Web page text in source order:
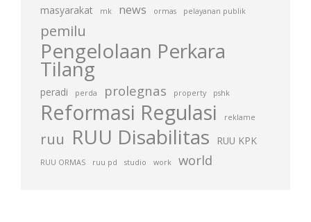
masyarakat mk news ormas pelayanan publik
pemilu
Pengelolaan Perkara
Tilang
peradi perda prolegnas property pshk
Reformasi Regulasi reklame
ruu RUU Disabilitas RUU KPK
RUU ORMAS ruu pd studio work world